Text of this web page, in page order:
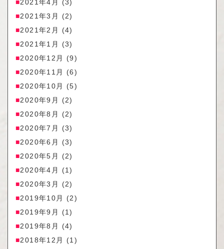
2021年4月
(3)
2021年3月
(2)
2021年2月
(4)
2021年1月
(3)
2020年12月
(9)
2020年11月
(6)
2020年10月
(5)
2020年9月
(2)
2020年8月
(2)
2020年7月
(3)
2020年6月
(3)
2020年5月
(2)
2020年4月
(1)
2020年3月
(2)
2019年10月
(2)
2019年9月
(1)
2019年8月
(4)
2018年12月
(1)